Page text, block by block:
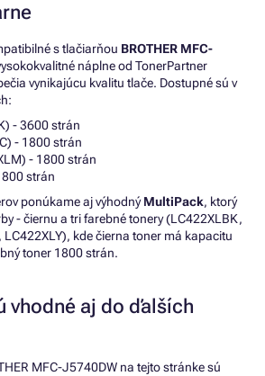
s tlačiarňou BROTHER MFC-
náplne od TonerPartner
vynikajúcu kvalitu tlače. Dostupné sú v
- 3600 strán
- 1800 strán
- 1800 strán
strán
ponúkame aj výhodnýMultiPack, ktorý
- čiernu a tri farebné tonery (LC422XLBK,
kde čierna toner má kapacitu
toner 1800 strán.
vhodné aj do ďalších
MFC-J5740DW na tejto stránke sú